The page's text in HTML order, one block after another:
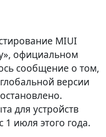
MIUI
официальном
сообщение о том,
версии
для устройств
1 июля этого года.